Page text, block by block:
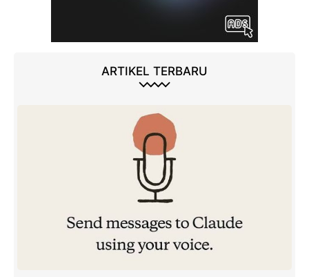
ARTIKEL TERBARU